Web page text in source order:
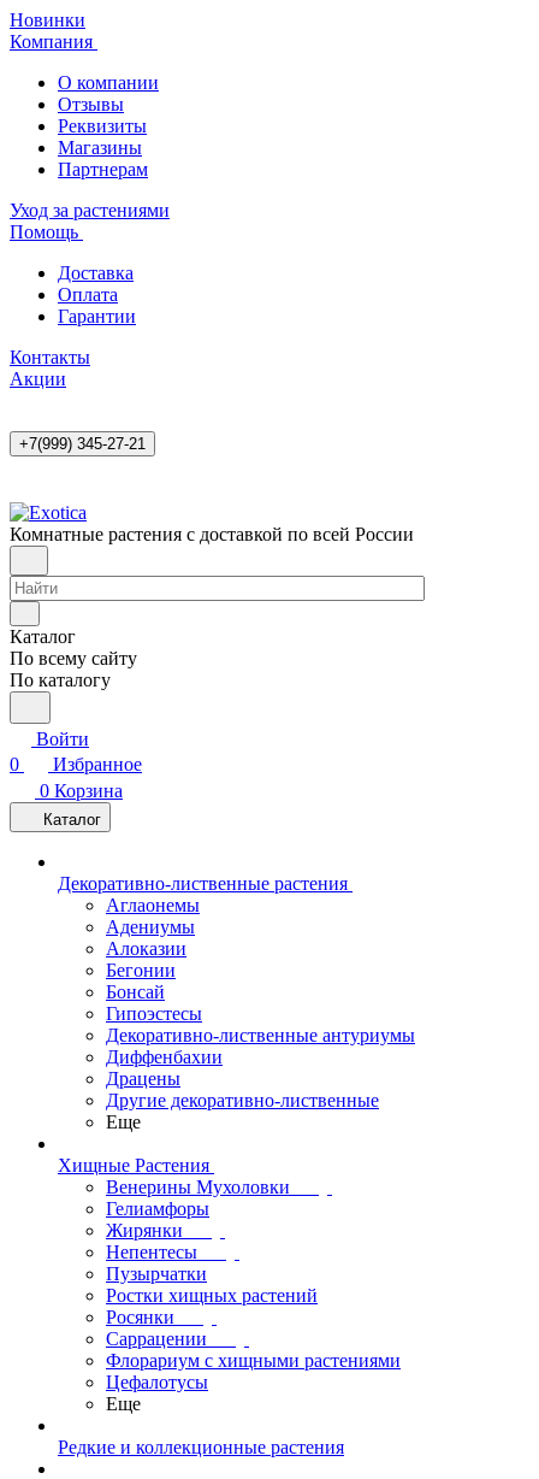
Новинки
Компания
О компании
Отзывы
Реквизиты
Магазины
Партнерам
Уход за растениями
Помощь
Доставка
Оплата
Гарантии
Контакты
Акции
+7(999) 345-27-21
Комнатные растения с доставкой по всей России
Каталог
По всему сайту
По каталогу
Войти
0
Избранное
0 Корзина
Каталог
Декоративно-лиственные растения
Аглаонемы
Адениумы
Алоказии
Бегонии
Бонсай
Гипоэстесы
Декоративно-лиственные антуриумы
Диффенбахии
Драцены
Другие декоративно-лиственные
Еще
Хищные Растения
Венерины Мухоловки
Гелиамфоры
Жирянки
Непентесы
Пузырчатки
Ростки хищных растений
Росянки
Саррацении
Флорариум с хищными растениями
Цефалотусы
Еще
Редкие и коллекционные растения